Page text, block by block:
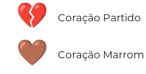
💔 Coração Partido
🤎 Coração Marrom